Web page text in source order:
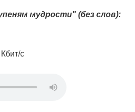
мудрости" (без слов):
с